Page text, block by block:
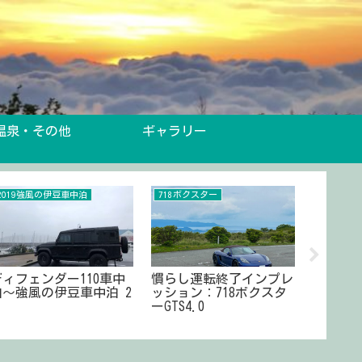
泉・その他 ギャラリー
強風の伊豆車中泊
ィフェンダー110車中
～強風の伊豆車中泊 2
718ボクスター
慣らし運転終了インプレ
ッション：718ボクスタ
ーGTS4.0